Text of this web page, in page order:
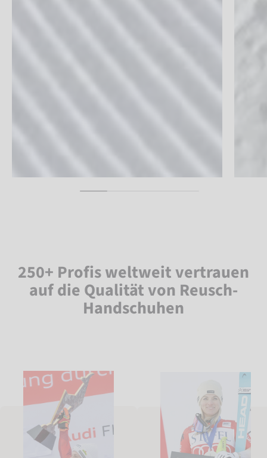
250+ Profis weltweit vertrauen
auf die Qualität von Reusch-
Handschuhen